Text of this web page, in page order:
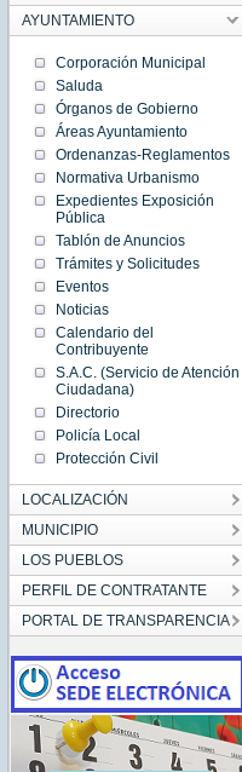
AYUNTAMIENTO
Corporación Municipal
Saluda
Órganos de Gobierno
Áreas Ayuntamiento
Ordenanzas-Reglamentos
Normativa Urbanismo
Expedientes Exposición
Pública
Tablón de Anuncios
Trámites y Solicitudes
Eventos
Noticias
Calendario del
Contribuyente
S.A.C. (Servicio de Atención
Ciudadana)
Directorio
Policía Local
Protección Civil
LOCALIZACIÓN
MUNICIPIO
LOS PUEBLOS
PERFIL DE CONTRATANTE
PORTAL DE TRANSPARENCIA